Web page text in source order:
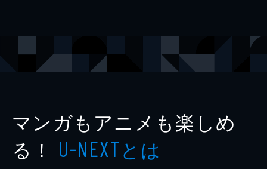
マンガもアニメも楽しめ
る！ U-NEXTとは